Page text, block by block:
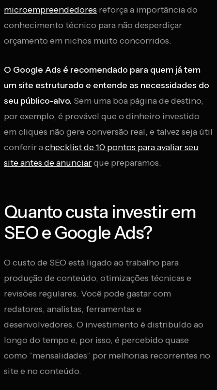
microempreendedores reforça a importância do
conhecimento técnico para não desperdiçar
orçamento em nichos muito concorridos.
O Google Ads é recomendado para quem já tem
um site estruturado e entende as necessidades do
seu público-alvo. Sem uma boa página de destino,
por exemplo, é provável que o dinheiro investido
em cliques não gere conversão real, e talvez seja útil
conferir achecklist de 10 pontos para avaliar seu
site antes de anunciarque preparamos.
Quanto custa investir em
SEO e Google Ads?
O custo de SEO está ligado ao trabalho para
produção de conteúdo, otimizações técnicas e
revisões regulares. Você pode gastar com
redatores, analistas, ferramentas e
desenvolvedores. O investimento é distribuído ao
longo do tempo e, por isso, é percebido quase
como “mensalidades” por melhorias recorrentes no
site e no conteúdo.